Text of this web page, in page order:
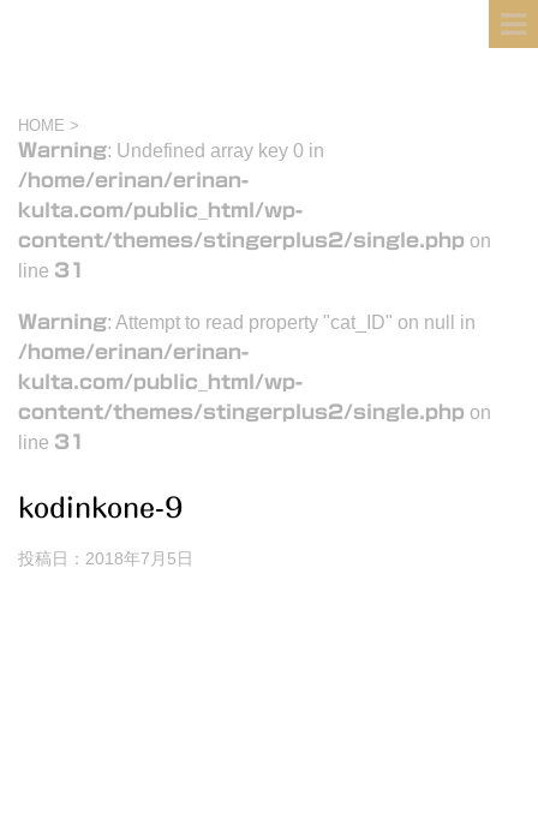
HOME >
Warning: Undefined array key 0 in
/home/erinan/erinan-
kulta.com/public_html/wp-
content/themes/stingerplus2/single.php on
line 31
Warning: Attempt to read property "cat_ID" on null in
/home/erinan/erinan-
kulta.com/public_html/wp-
content/themes/stingerplus2/single.php on
line 31
kodinkone-9
投稿日： 2018年7月5日